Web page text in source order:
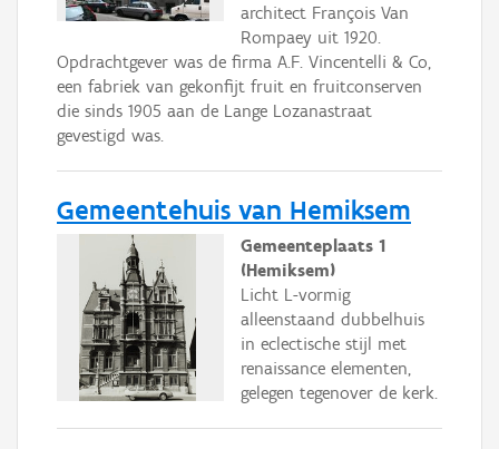
architect François Van
Rompaey uit 1920.
Opdrachtgever was de firma A.F. Vincentelli & Co,
een fabriek van gekonfijt fruit en fruitconserven
die sinds 1905 aan de Lange Lozanastraat
gevestigd was.
Gemeentehuis van Hemiksem
Gemeenteplaats 1
(Hemiksem)
Licht L-vormig
alleenstaand dubbelhuis
in eclectische stijl met
renaissance elementen,
gelegen tegenover de kerk.